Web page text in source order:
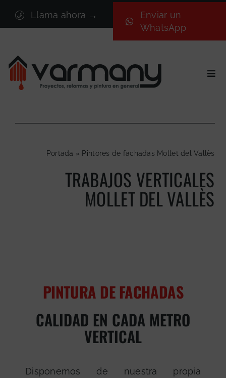
contenido
Llama ahora →
Enviar un
WhatsApp
Sectores
ProyectosPortada » Pintores de fachadas Mollet del Vallès
TRABAJOS VERTICALES
MOLLET DEL VALLÈS
PINTURA DE FACHADAS
CALIDAD EN CADA METRO
VERTICAL
Disponemos de nuestra propia